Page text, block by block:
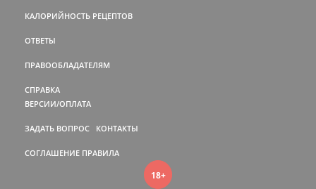
КАЛОРИЙНОСТЬ РЕЦЕПТОВ
ОТВЕТЫ
ПРАВООБЛАДАТЕЛЯМ
СПРАВКА
ВЕРСИИ/ОПЛАТА
ЗАДАТЬ ВОПРОС КОНТАКТЫ
СОГЛАШЕНИЕ ПРАВИЛА
18+